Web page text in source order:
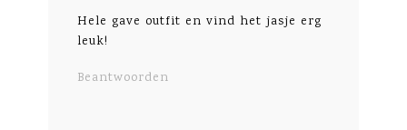
Hele gave outfit en vind het jasje erg
leuk!
Beantwoorden